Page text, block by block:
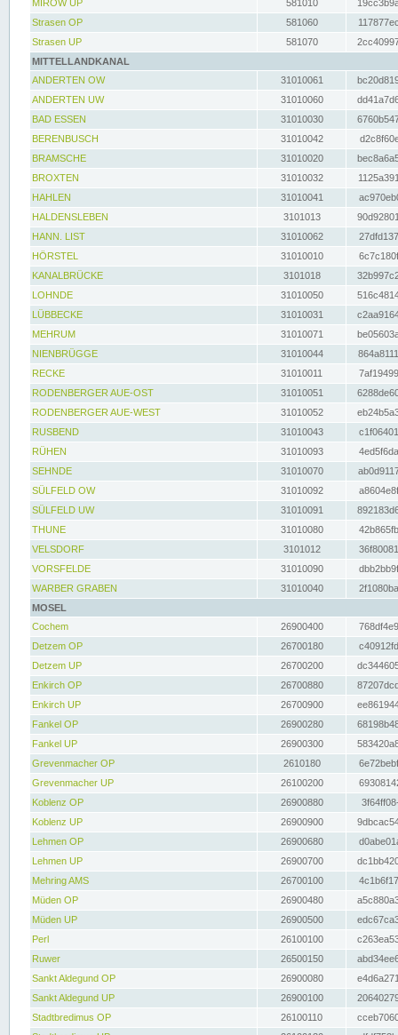
MIROW UP
581010
Strasen OP
581060
Strasen UP
581070
MITTELLANDKANAL
ANDERTEN OW
31010061
ANDERTEN UW
31010060
BAD ESSEN
31010030
BERENBUSCH
31010042
BRAMSCHE
31010020
BROXTEN
31010032
HAHLEN
31010041
HALDENSLEBEN
3101013
HANN. LIST
31010062
HÖRSTEL
31010010
KANALBRÜCKE
3101018
LOHNDE
31010050
LÜBBECKE
31010031
MEHRUM
31010071
NIENBRÜGGE
31010044
RECKE
31010011
RODENBERGER AUE-OST
31010051
RODENBERGER AUE-WEST
31010052
RUSBEND
31010043
RÜHEN
31010093
SEHNDE
31010070
SÜLFELD OW
31010092
SÜLFELD UW
31010091
THUNE
31010080
VELSDORF
3101012
VORSFELDE
31010090
WARBER GRABEN
31010040
MOSEL
Cochem
26900400
Detzem OP
26700180
Detzem UP
26700200
Enkirch OP
26700880
Enkirch UP
26700900
Fankel OP
26900280
Fankel UP
26900300
Grevenmacher OP
2610180
Grevenmacher UP
26100200
Koblenz OP
26900880
Koblenz UP
26900900
Lehmen OP
26900680
Lehmen UP
26900700
Mehring AMS
26700100
Müden OP
26900480
Müden UP
26900500
Perl
26100100
Ruwer
26500150
Sankt Aldegund OP
26900080
Sankt Aldegund UP
26900100
Stadtbredimus OP
26100110